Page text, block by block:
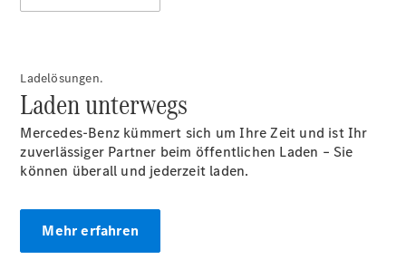
Leasing
Privatkunden
Leasing
Gewerbekunden
Finanzierung
Gewerbekunden
Kurzfristig
Ladelösungen.
Laden unterwegs
Mercedes-Benz kümmert sich um Ihre Zeit und ist Ihr
zuverlässiger Partner beim öffentlichen Laden – Sie
können überall und jederzeit laden.
Mehr erfahren